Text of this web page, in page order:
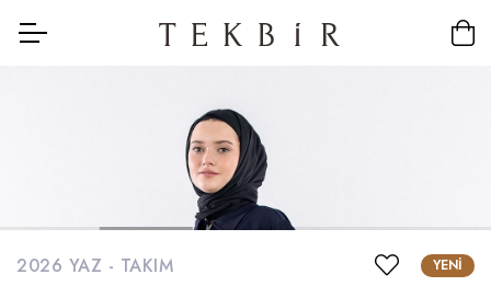
2026 YAZ - TAKIM YENI